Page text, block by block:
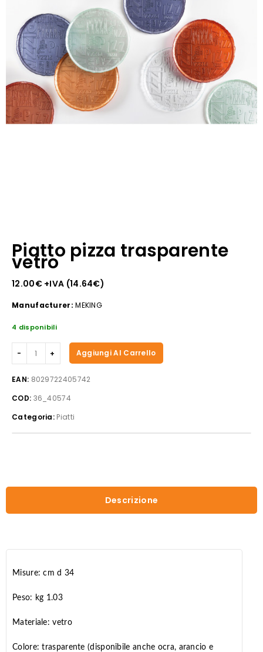
Piatto pizza trasparente
vetro
12.00€+IVA (14.64€)
Manufacturer: MEKING
4 disponibili
Piatto
pizza
trasparente
quantità
Aggiungi Al Carrello
EAN: 8029722405742
COD: 36_40574
Categoria: Piatti
Descrizione
Misure: cm d 34
Peso: kg 1.03
Materiale: vetro
Colore: trasparente (disponibile anche ocra, arancio e